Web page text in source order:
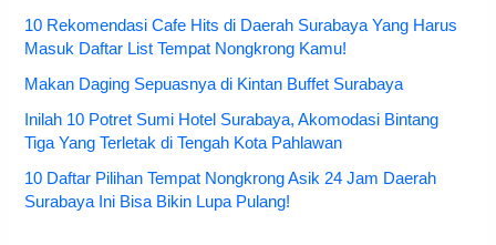
10 Rekomendasi Cafe Hits di Daerah Surabaya Yang Harus
Masuk Daftar List Tempat Nongkrong Kamu!
Makan Daging Sepuasnya di Kintan Buffet Surabaya
Inilah 10 Potret Sumi Hotel Surabaya, Akomodasi Bintang
Tiga Yang Terletak di Tengah Kota Pahlawan
10 Daftar Pilihan Tempat Nongkrong Asik 24 Jam Daerah
Surabaya Ini Bisa Bikin Lupa Pulang!